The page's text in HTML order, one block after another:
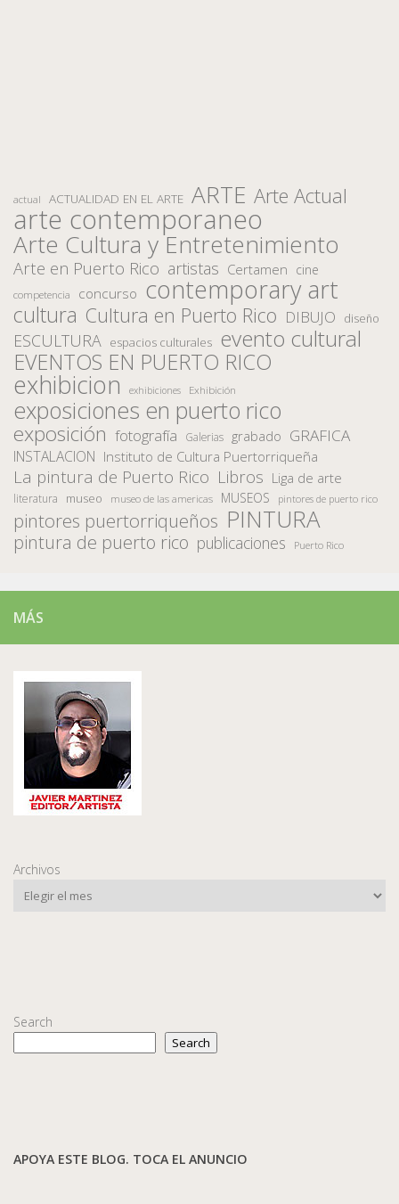
actual ACTUALIDAD EN EL ARTE ARTE Arte Actual
arte contemporaneo
Arte Cultura y Entretenimiento
Arte en Puerto Rico artistas Certamen cine
competencia concurso contemporary art
cultura Cultura en Puerto Rico DIBUJO diseño
ESCULTURA espacios culturales evento cultural
EVENTOS EN PUERTO RICO
exhibicion exhibiciones Exhibición
exposiciones en puerto rico
exposición fotografía Galerias grabado GRAFICA
INSTALACION Instituto de Cultura Puertorriqueña
La pintura de Puerto Rico Libros Liga de arte
literatura museo museo de las americas MUSEOS pintores de puerto rico
pintores puertorriqueños PINTURA
pintura de puerto rico publicaciones Puerto Rico
MÁS
Archivos
Search
Search
APOYA ESTE BLOG. TOCA EL ANUNCIO